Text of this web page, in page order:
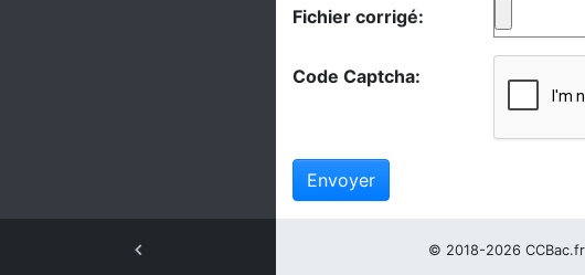
Fichier corrigé:
Code Captcha:
Envoyer
© 2018-2026 CCBac.fr